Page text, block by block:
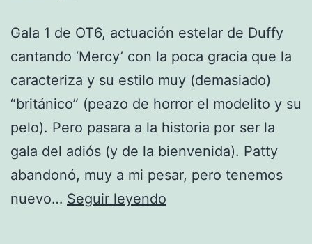
Gala 1 de OT6, actuación estelar de Duffy
cantando ‘Mercy’ con la poca gracia que la
caracteriza y su estilo muy (demasiado)
“británico” (peazo de horror el modelito y su
pelo). Pero pasara a la historia por ser la
gala del adiós (y de la bienvenida). Patty
abandonó, muy a mi pesar, pero tenemos
nuevo… Seguir leyendo